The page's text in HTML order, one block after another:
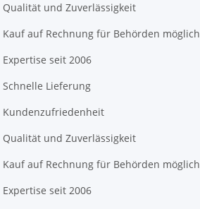
Qualität und Zuverlässigkeit
Kauf auf Rechnung für Behörden möglich
Expertise seit 2006
Schnelle Lieferung
Kundenzufriedenheit
Qualität und Zuverlässigkeit
Kauf auf Rechnung für Behörden möglich
Expertise seit 2006